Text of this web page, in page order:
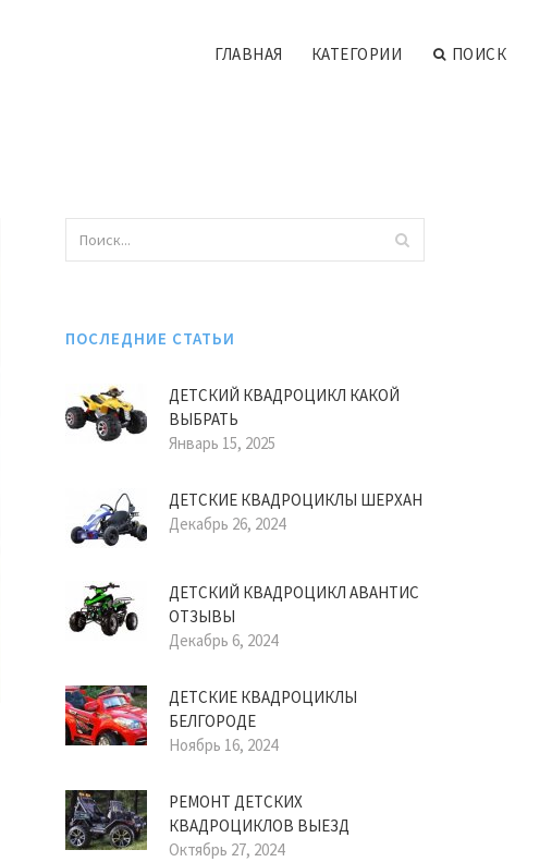
ГЛАВНАЯ КАТЕГОРИИ ПОИСК
ПОСЛЕДНИЕ СТАТЬИ
ДЕТСКИЙ КВАДРОЦИКЛ КАКОЙ
ВЫБРАТЬ
Январь 15, 2025
ДЕТСКИЕ КВАДРОЦИКЛЫ ШЕРХАН
Декабрь 26, 2024
ДЕТСКИЙ КВАДРОЦИКЛ АВАНТИС
ОТЗЫВЫ
Декабрь 6, 2024
ДЕТСКИЕ КВАДРОЦИКЛЫ
БЕЛГОРОДЕ
Ноябрь 16, 2024
РЕМОНТ ДЕТСКИХ
КВАДРОЦИКЛОВ ВЫЕЗД
Октябрь 27, 2024